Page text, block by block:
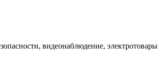
видеонаблюдение, электротовары